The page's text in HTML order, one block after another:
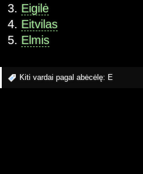
Eigilė
Eitvilas
Elmis
Kiti vardai pagal abėcėlę: E